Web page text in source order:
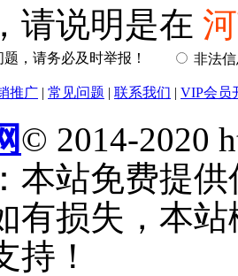
请说明是在
，请务必及时举报！ 非法
推广 | 常见问题 | 联系我们 | VIP会员
© 2014-2020
本站免费提
有损失，本
持！